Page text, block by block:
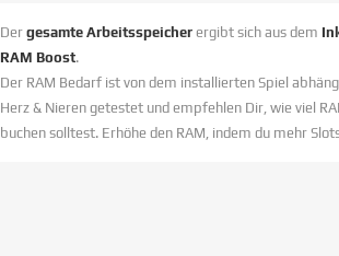
Der gesamte Arbeitsspeicher ergibt sich aus dem
RAM Boost.
Der RAM Bedarf ist von dem installierten Spiel
Herz & Nieren getestet und empfehlen Dir, wie viel
buchen solltest. Erhöhe den RAM, indem du mehr